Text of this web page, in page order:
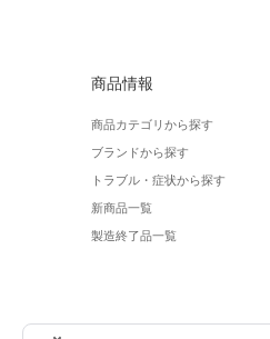
商品情報
商品カテゴリから探す
ブランドから探す
トラブル・症状から探す
新商品一覧
製造終了品一覧